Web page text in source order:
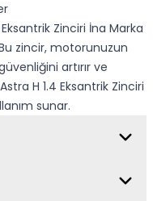
Zinciri İna Marka
zincir, motorunuzun
artırır ve
H 1.4 Eksantrik Zinciri
sunar.